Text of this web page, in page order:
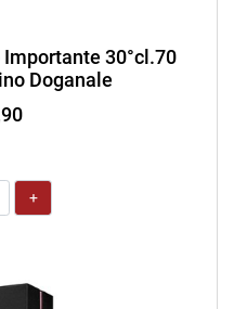
30°cl.70
Doganale